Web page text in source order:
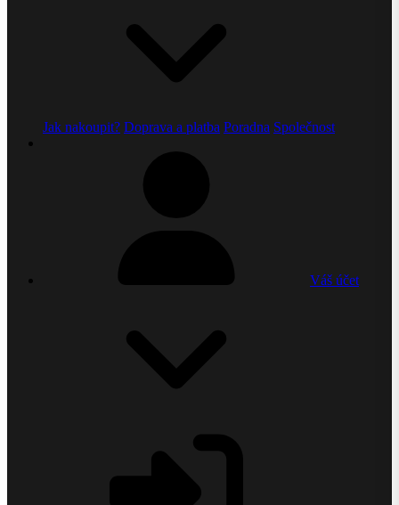
Jak nakoupit? Doprava a platba Poradna Společnost
Váš účet